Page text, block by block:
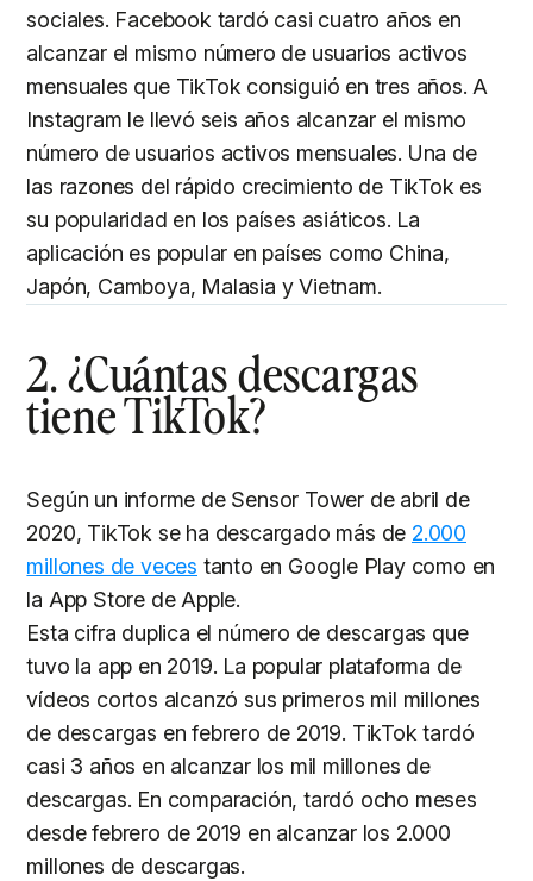
sociales. Facebook tardó casi cuatro años en
alcanzar el mismo número de usuarios activos
mensuales que TikTok consiguió en tres años. A
Instagram le llevó seis años alcanzar el mismo
número de usuarios activos mensuales. Una de
las razones del rápido crecimiento de TikTok es
su popularidad en los países asiáticos. La
aplicación es popular en países como China,
Japón, Camboya, Malasia y Vietnam.
2. ¿Cuántas descargas
tiene TikTok?
Según un informe de Sensor Tower de abril de
2020, TikTok se ha descargado más de 2.000
millones de veces tanto en Google Play como en
la App Store de Apple.
Esta cifra duplica el número de descargas que
tuvo la app en 2019. La popular plataforma de
vídeos cortos alcanzó sus primeros mil millones
de descargas en febrero de 2019. TikTok tardó
casi 3 años en alcanzar los mil millones de
descargas. En comparación, tardó ocho meses
desde febrero de 2019 en alcanzar los 2.000
millones de descargas.